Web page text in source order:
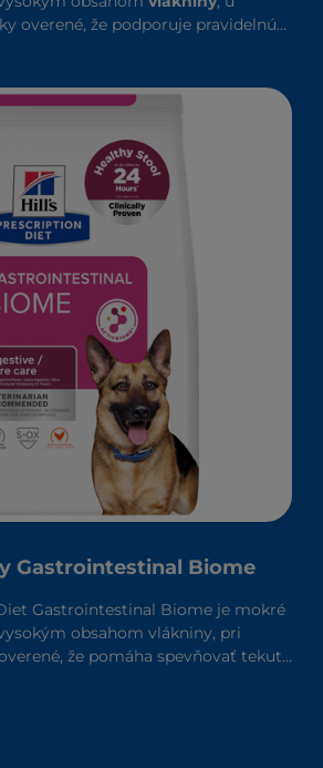
overené, že podporuje pravidelnú
rýchlovyživuječrevný mikrobióm a
GI problémy.
Gastrointestinal Biome
Gastrointestinal Biome je mokré
obsahom vlákniny, pri
že pomáha spevňovať tekutú